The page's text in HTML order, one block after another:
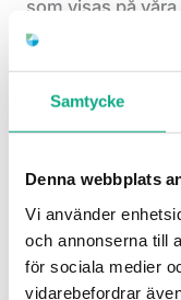
Samtycke
Denna webbplats
Vi använder
och annonserna till
för sociala medier
vidarebefordrar
som visas på våra
Du kan ändra
cookie-
kontaktar oss och
personuppgifter.
Ange ditt